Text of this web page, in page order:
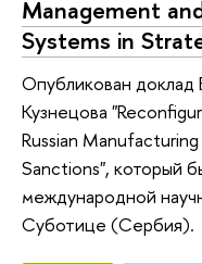
Management
Systems in
Опубликован доклад
Кузнецова
Russian
Sanctions", который
международной
Суботице (Сербия).